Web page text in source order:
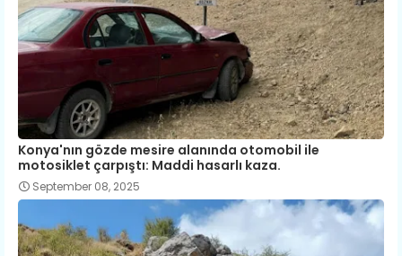
Konya'nın gözde mesire alanında otomobil ile
motosiklet çarpıştı: Maddi hasarlı kaza.
September 08, 2025